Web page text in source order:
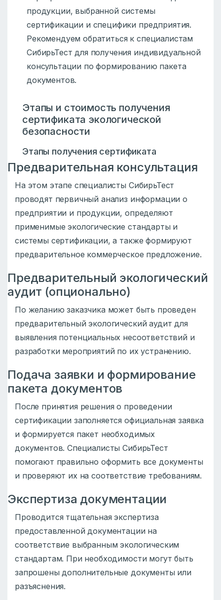
продукции, выбранной системы
сертификации и специфики предприятия.
Рекомендуем обратиться к специалистам
СибирьТест для получения индивидуальной
консультации по формированию пакета
документов.
Этапы и стоимость получения
сертификата экологической
безопасности
Этапы получения сертификата
Предварительная консультация
На этом этапе специалисты СибирьТест
проводят первичный анализ информации о
предприятии и продукции, определяют
применимые экологические стандарты и
системы сертификации, а также формируют
предварительное коммерческое предложение.
Предварительный экологический
аудит (опционально)
По желанию заказчика может быть проведен
предварительный экологический аудит для
выявления потенциальных несоответствий и
разработки мероприятий по их устранению.
Подача заявки и формирование
пакета документов
После принятия решения о проведении
сертификации заполняется официальная заявка
и формируется пакет необходимых
документов. Специалисты СибирьТест
помогают правильно оформить все документы
и проверяют их на соответствие требованиям.
Экспертиза документации
Проводится тщательная экспертиза
предоставленной документации на
соответствие выбранным экологическим
стандартам. При необходимости могут быть
запрошены дополнительные документы или
разъяснения.